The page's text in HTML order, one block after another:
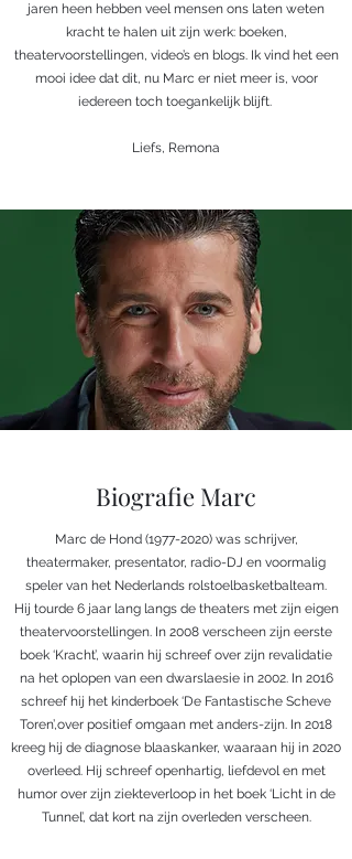
jaren heen hebben veel mensen ons laten weten
kracht te halen uit zijn werk: boeken,
theatervoorstellingen, video’s en blogs. Ik vind het een
mooi idee dat dit, nu Marc er niet meer is, voor
iedereen toch toegankelijk blijft.
Liefs, Remona
Biografie Marc
Marc de Hond (1977-2020)was schrijver,
theatermaker, presentator, radio-DJ en voormalig
speler van het Nederlands rolstoelbasketbalteam.
Hij tourde 6 jaar lang langs de theaters met zijn eigen
theatervoorstellingen. In 2008 verscheen zijn eerste
boek ‘Kracht’, waarin hij schreef over zijn revalidatie
na het oplopen van een dwarslaesie in 2002. In 2016
schreef hij het kinderboek ‘De Fantastische Scheve
Toren’,over positief omgaan met anders-zijn. In 2018
kreeg hij de diagnose blaaskanker, waaraan hij in 2020
overleed. Hij schreef openhartig, liefdevol en met
humor over zijn ziekteverloop in het boek ‘Licht in de
Tunnel’, dat kort na zijn overleden verscheen.